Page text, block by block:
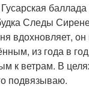
Следы
вдохновляет, он
из года в
к ветрам. В
подвязываю.